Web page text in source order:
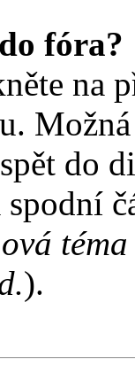
fóra?
na
do
).